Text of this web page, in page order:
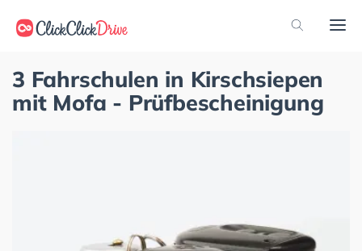
3 Fahrschulen in Kirschsiepen
mit Mofa - Prüfbescheinigung